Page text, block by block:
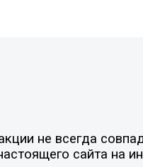
не всегда
сайта на